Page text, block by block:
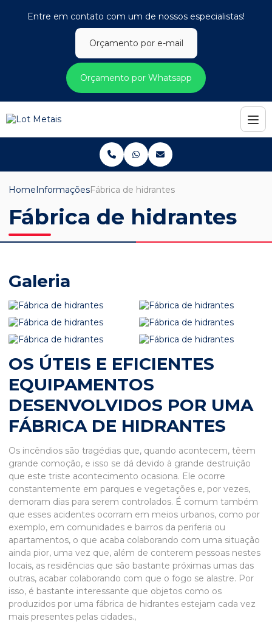
Entre em contato com um de nossos especialistas!
Orçamento por e-mail
Orçamento por Whatsapp
HomeInformaçõesFábrica de hidrantes
Fábrica de hidrantes
Galeria
OS ÚTEIS E EFICIENTES
EQUIPAMENTOS
DESENVOLVIDOS POR UMA
FÁBRICA DE HIDRANTES
Os incêndios são tragédias que, quando acontecem, têem
grande comoção, e isso se dá devido à grande destruição
que este triste acontecimento ocasiona. Ele ocorre
constantemente em parques e vegetações e, por vezes,
demoram dias para serem controlados. É comum também
que esses acidentes ocorram em meios urbanos, como por
exemplo, em comunidades e bairros da periferia ou
apartamentos, o que acaba colaborando com uma situação
ainda pior, uma vez que, além de conterem pessoas nestes
locais, as residências que são bastante próximas umas das
outras, acabar colaborando com que o fogo se alastre. Por
isso, é bastante interessante que objetos como os
produzidos por uma fábrica de hidrantes estejam cada vez
mais presentes pelas cidades.,